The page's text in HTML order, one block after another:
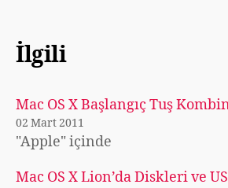
İlgili
Mac OS X Başlangıç Tuş
02 Mart 2011
"Apple" içinde
Mac OS X Lion’da Diskleri ve